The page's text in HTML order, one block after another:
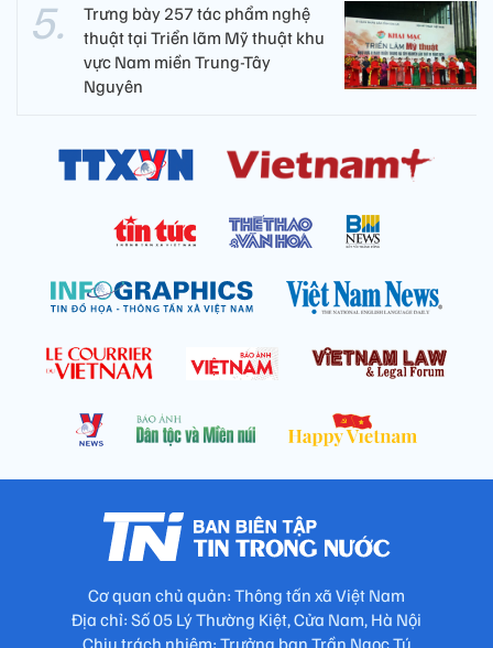
Trưng bày 257 tác phẩm nghệ
thuật tại Triển lãm Mỹ thuật khu
vực Nam miền Trung-Tây
Nguyên
Cơ quan chủ quản: Thông tấn xã Việt Nam
Địa chỉ: Số 05 Lý Thường Kiệt, Cửa Nam, Hà Nội
Chịu trách nhiệm: Trưởng ban Trần Ngọc Tú